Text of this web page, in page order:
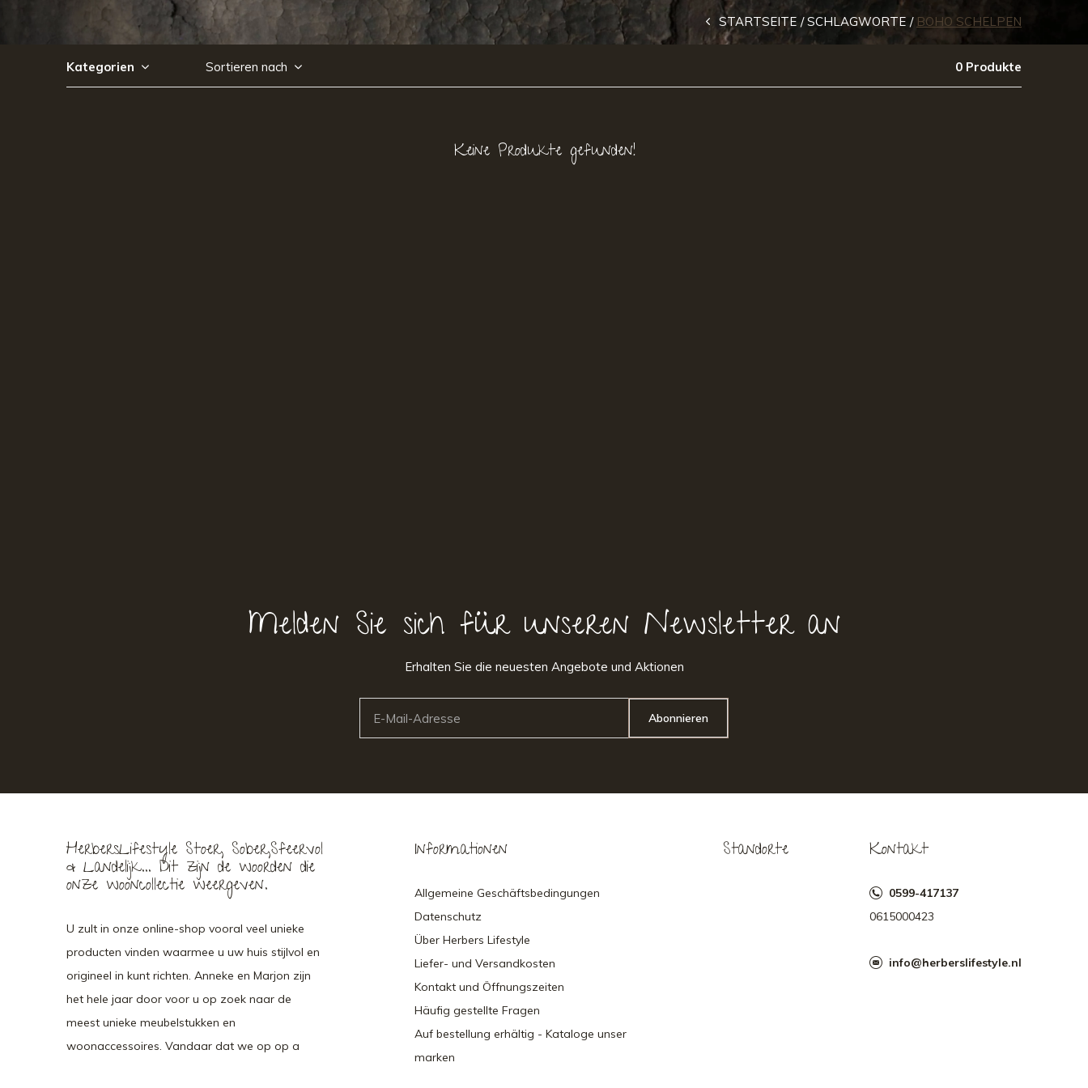
STARTSEITE SCHLAGWORTE BOHO SCHELPEN
Kategorien Sortieren nach 0 Produkte
Keine Produkte gefunden!
Melden Sie sich für unseren Newsletter an
Erhalten Sie die neuesten Angebote und Aktionen
Abonnieren
HerbersLifestyle Stoer, Sober,Sfeervol
& Landelijk... Dit zijn de woorden die
onze wooncollectie weergeven.
U zult in onze online-shop vooral veel unieke
producten vinden waarmee u uw huis stijlvol en
origineel in kunt richten. Anneke en Marjon zijn
het hele jaar door voor u op zoek naar de
meest unieke meubelstukken en
woonaccessoires. Vandaar dat we op op a
Informationen
Allgemeine Geschäftsbedingungen
Datenschutz
Über Herbers Lifestyle
Liefer- und Versandkosten
Kontakt und Öffnungszeiten
Häufig gestellte Fragen
Auf bestellung erhältig - Kataloge unser
marken
Standorte Kontakt
0599-417137
0615000423
info@herberslifestyle.nl